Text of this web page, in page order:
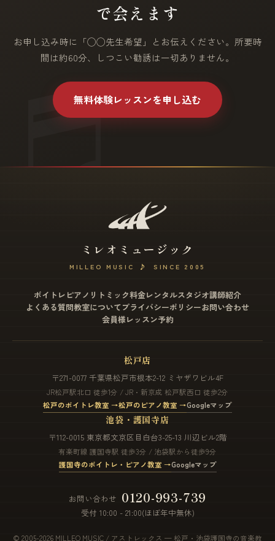
で会えます
お申し込み時に「◯◯先生希望」とお伝えください。所要時
間は約60分、しつこい勧誘は一切ありません。
無料体験レッスンを申し込む
ミレオミュージック
MILLEO MUSIC ♪ SINCE 2005
ボイトレ ピアノ リトミック料金レンタルスタジオ講師紹介
よくある質問教室について プライバシーポリシーお問い合わせ
会員様レッスン予約
松戸店
〒271-0077 千葉県松戸市根本2-12 ミヤザワビル4F
JR松戸駅北口 徒歩1分 / JR・新京成 松戸駅西口 徒歩2分
松戸のボイトレ教室 →松戸のピアノ教室 →Googleマップ
池袋・護国寺店
〒112-0015 東京都文京区目白台3-25-13 川辺ビル2階
有楽町線 護国寺駅 徒歩3分 / 池袋駅から徒歩9分
護国寺のボイトレ・ピアノ教室 →Googleマップ
お問い合わせ 0120-993-739
受付 10:00 - 21:00(ほぼ年中無休)
© 2005-2026 MILLEO MUSIC / アストレックス — 松戸・池袋護国寺の音楽教